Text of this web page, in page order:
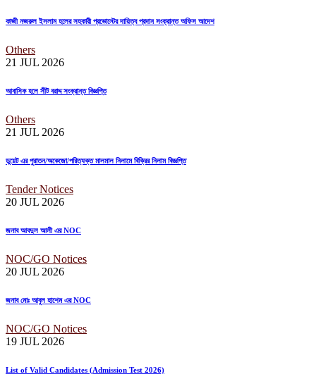
কাজী নজরুল ইসলাম হলের সহকারী প্রভোস্টের দায়িত্ব প্রদান সংক্রান্ত অফিস আদেশ
Others
21 JUL 2026
আবাসিক হলে সীট বরাদ্দ সংক্রান্ত বিজ্ঞপ্তি
Others
21 JUL 2026
ডুয়েট এর পুরাতন/অকেজো/পরিত্যক্ত মালমাল নিলামে বিক্রির নিলাম বিজ্ঞপ্তি
Tender Notices
20 JUL 2026
জনাব আবদুল আলী এর NOC
NOC/GO Notices
20 JUL 2026
জনাব মোঃ আবুল হাশেম এর NOC
NOC/GO Notices
19 JUL 2026
List of Valid Candidates (Admission Test 2026)